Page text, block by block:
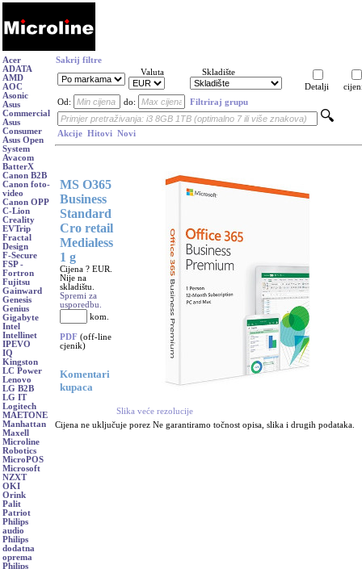
Acer
ADATA
AMD
AOC
Asonic
Asus
Commercial
Asus
Consumer
Asus Open
System
Avacom
BatterX
Canon B2B
Canon foto-
video
Canon OPP
C-Lion
Creality
EVTrip
Fractal
Design
F-Secure
FSP -
Fortron
Fujitsu
Gainward
Genesis
Genius
Gigabyte
Intel
Intellinet
IPEVO
IQ
Kingston
LC Power
Lenovo
LG B2B
LG IT
Logitech
MAETONE
Manhattan
Maxell
Microline
Robotics
MicroPOS
Microsoft
NZXT
OKI
Orink
Palit
Patriot
Philips
audio
Philips
dodatna
oprema
Philips
Sakrij filtre
Valuta
Skladište
Detalji
Od:
do: Filtriraj grupu
Akcije Hitovi Novi
MS O365
Business
Standard
Cro retail
Medialess
1 g
Cijena ? EUR.
Nije na
skladištu.
Spremi za
usporedbu.
kom.
PDF (off-line
cjenik)
Komentari
kupaca
Slika veće rezolucije
Cijena ne uključuje porez Ne garantiramo točnost opisa, slika i drugih podataka.